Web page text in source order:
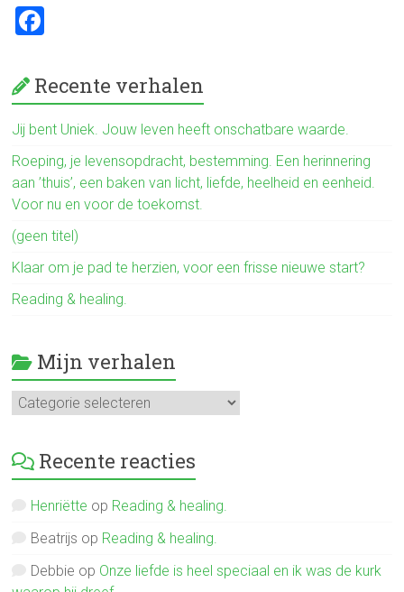
ce
b
o
ok
Recente verhalen
Jij bent Uniek. Jouw leven heeft onschatbare waarde.
Roeping, je levensopdracht, bestemming. Een herinnering
aan ’thuis’, een baken van licht, liefde, heelheid en eenheid.
Voor nu en voor de toekomst.
(geen titel)
Klaar om je pad te herzien, voor een frisse nieuwe start?
Reading & healing.
Mijn verhalen
Mijn
verhalen
Recente reacties
Henriëtte op Reading & healing.
Beatrijs op Reading & healing.
Debbie op Onze liefde is heel speciaal en ik was de kurk